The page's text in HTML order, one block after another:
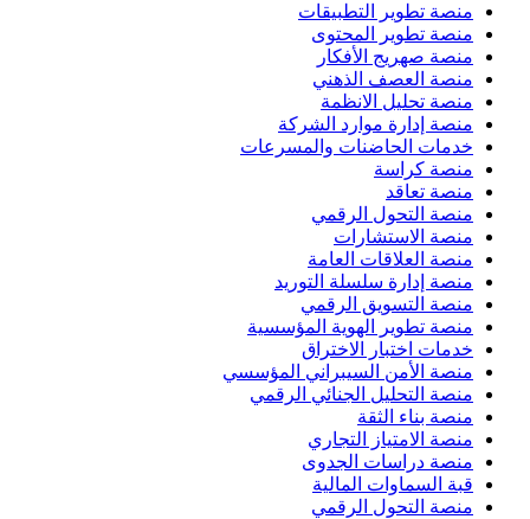
منصة تطوير التطبيقات
منصة تطوير المحتوى
منصة صهريج الأفكار
منصة العصف الذهني
منصة تحليل الانظمة
منصة إدارة موارد الشركة
خدمات الحاضنات والمسرعات
منصة كراسة
منصة تعاقد
منصة التحول الرقمي
منصة الاستشارات
منصة العلاقات العامة
منصة إدارة سلسلة التوريد
منصة التسويق الرقمي
منصة تطوير الهوية المؤسسية
خدمات اختبار الاختراق
منصة الأمن السيبراني المؤسسي
منصة التحليل الجنائي الرقمي
منصة بناء الثقة
منصة الامتياز التجاري
منصة دراسات الجدوى
قبة السماوات المالية
منصة التحول الرقمي